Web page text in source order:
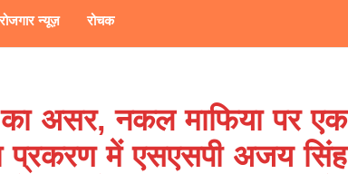
रोजगार न्यूज़ रोचक
का असर, नकल माफिया पर एक
प्रकरण में एसएसपी अजय सिंह